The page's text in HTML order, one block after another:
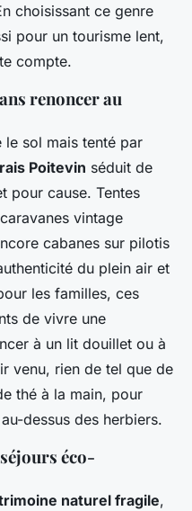
choisissant ce genre
pour un tourisme lent,
compte.
renoncer au
le sol mais tenté par
Poitevin séduit de
pour cause. Tentes
vintage
cabanes sur pilotis
du plein air et
les familles, ces
de vivre une
à un lit douillet ou à
venu, rien de tel que de
thé à la main, pour
dessus des herbiers.
éco-
naturel fragile,